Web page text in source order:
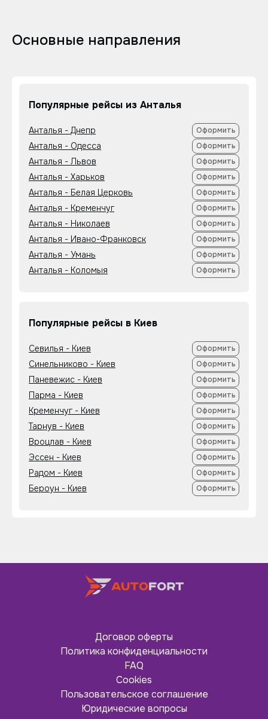
Основные направления
Популярные рейсы из Анталья
Анталья - Днепр Оформить
Анталья - Одесса Оформить
Анталья - Львов Оформить
Анталья - Харьков Оформить
Анталья - Белая Церковь Оформить
Анталья - Кременчуг Оформить
Анталья - Николаев Оформить
Анталья - Ивано-Франковск Оформить
Анталья - Умань Оформить
Анталья - Коломыя Оформить
Популярные рейсы в Киев
Севилья - Киев Оформить
Синельниково - Киев Оформить
Паневежис - Киев Оформить
Парма - Киев Оформить
Кременчуг - Киев Оформить
Тарнув - Киев Оформить
Вроцлав - Киев Оформить
Эссен - Киев Оформить
Радом - Киев Оформить
Бероун - Киев Оформить
Договор оферты
Политика конфиденциальности
FAQ
Cookies
Пользовательское соглашение
Юридические вопросы